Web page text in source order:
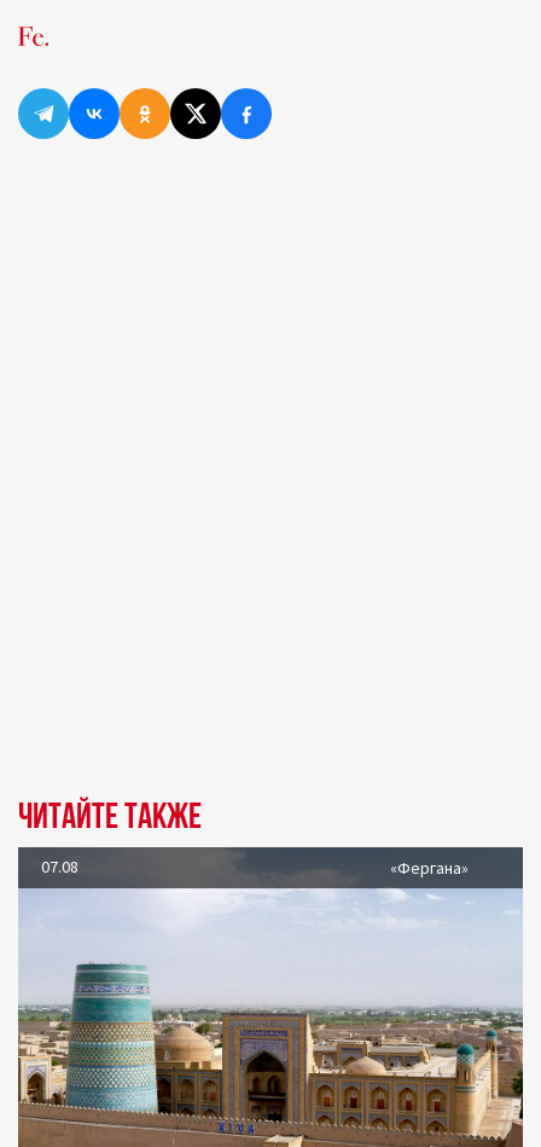
Читайте также
07.08 «Фергана»